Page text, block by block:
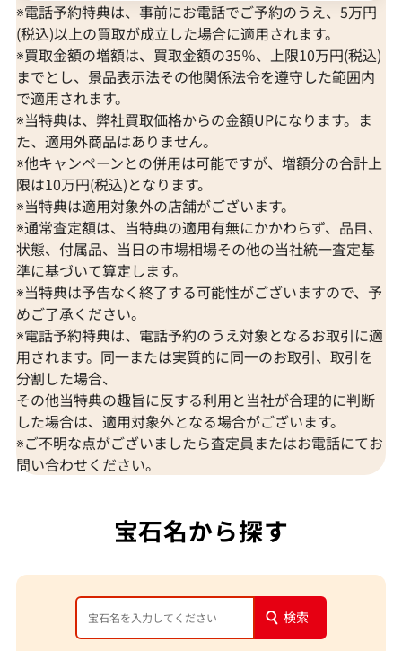
※電話予約特典は、事前にお電話でご予約のうえ、5万円
(税込)以上の買取が成立した場合に適用されます。
※買取金額の増額は、買取金額の35％、上限10万円(税込)
までとし、景品表示法その他関係法令を遵守した範囲内
で適用されます。
※当特典は、弊社買取価格からの金額UPになります。ま
た、適用外商品はありません。
※他キャンペーンとの併用は可能ですが、増額分の合計上
限は10万円(税込)となります。
※当特典は適用対象外の店舗がございます。
※通常査定額は、当特典の適用有無にかかわらず、品目、
状態、付属品、当日の市場相場その他の当社統一査定基
準に基づいて算定します。
※当特典は予告なく終了する可能性がございますので、予
めご了承ください。
※電話予約特典は、電話予約のうえ対象となるお取引に適
用されます。同一または実質的に同一のお取引、取引を
分割した場合、
その他当特典の趣旨に反する利用と当社が合理的に判断
した場合は、適用対象外となる場合がございます。
※ご不明な点がございましたら査定員またはお電話にてお
問い合わせください。
宝石名から探す
検索